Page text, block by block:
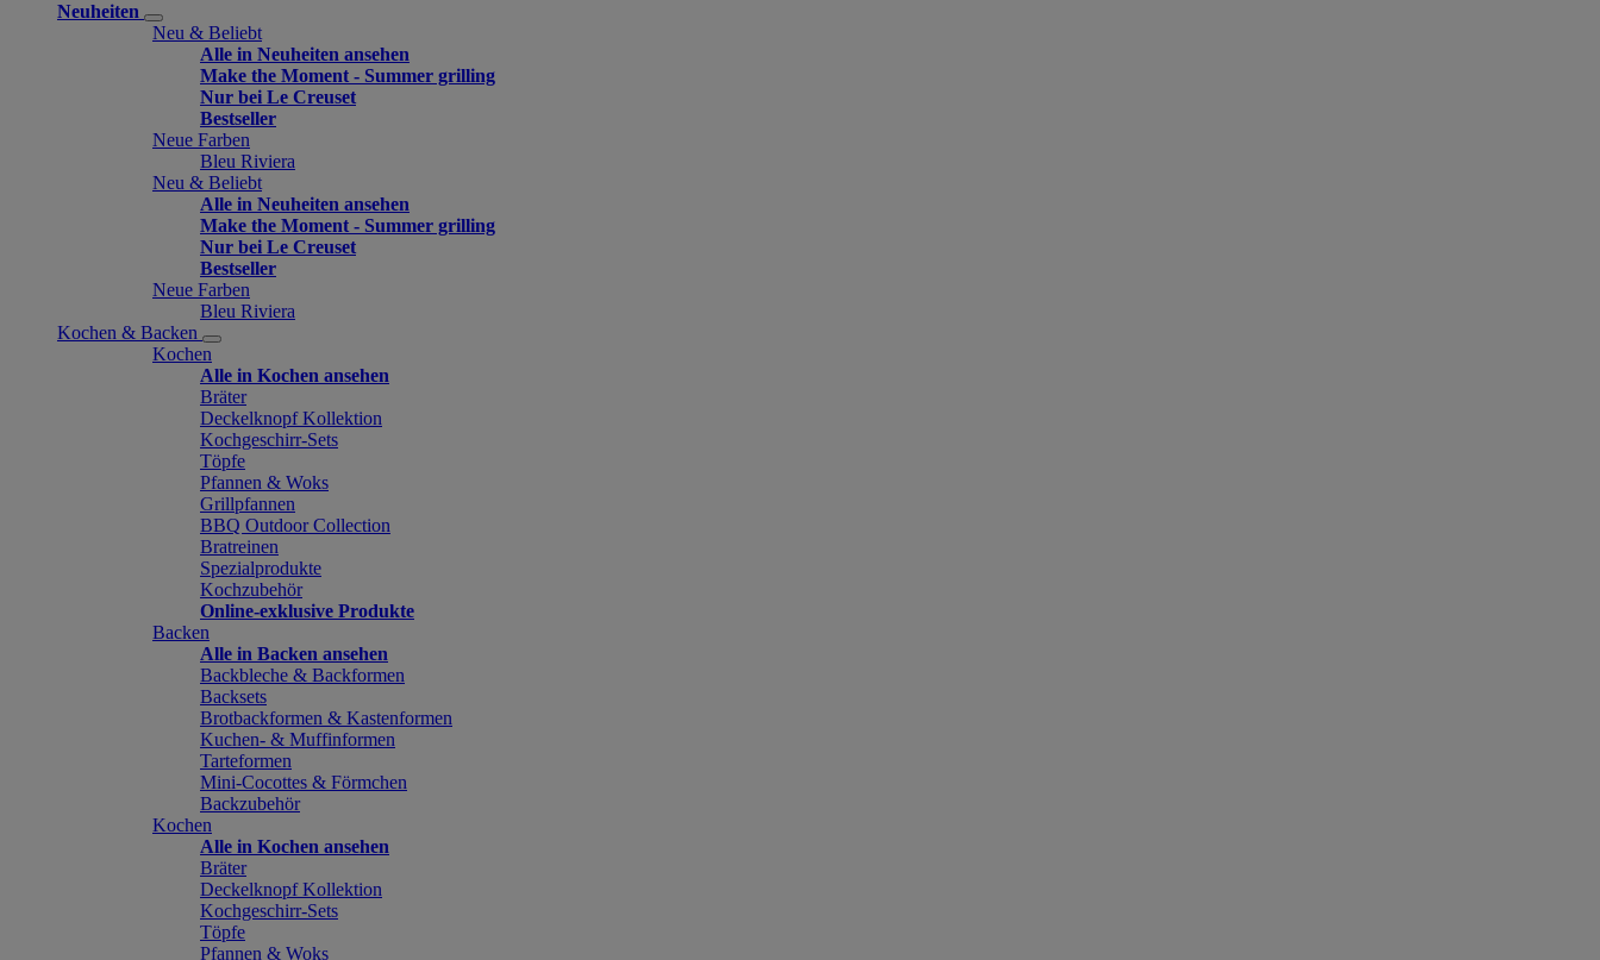
Neuheiten
Neu & Beliebt
Alle in Neuheiten ansehen
Make the Moment - Summer grilling
Nur bei Le Creuset
Bestseller
Neue Farben
Bleu Riviera
Neu & Beliebt
Alle in Neuheiten ansehen
Make the Moment - Summer grilling
Nur bei Le Creuset
Bestseller
Neue Farben
Bleu Riviera
Kochen & Backen
Kochen
Alle in Kochen ansehen
Bräter
Deckelknopf Kollektion
Kochgeschirr-Sets
Töpfe
Pfannen & Woks
Grillpfannen
BBQ Outdoor Collection
Bratreinen
Spezialprodukte
Kochzubehör
Online-exklusive Produkte
Backen
Alle in Backen ansehen
Backbleche & Backformen
Backsets
Brotbackformen & Kastenformen
Kuchen- & Muffinformen
Tarteformen
Mini-Cocottes & Förmchen
Backzubehör
Kochen
Alle in Kochen ansehen
Bräter
Deckelknopf Kollektion
Kochgeschirr-Sets
Töpfe
Pfannen & Woks